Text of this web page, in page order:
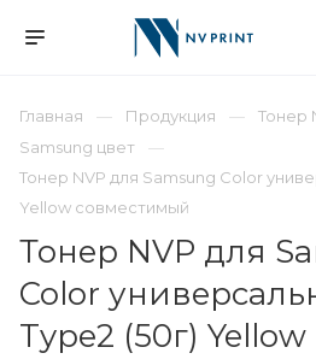
Главная Продукция
Тонер
Samsung цвет
Тонер NVP для Samsung Color
Yellow совместимый
Тонер NVP для
Color
Type2 (50г) Yellow